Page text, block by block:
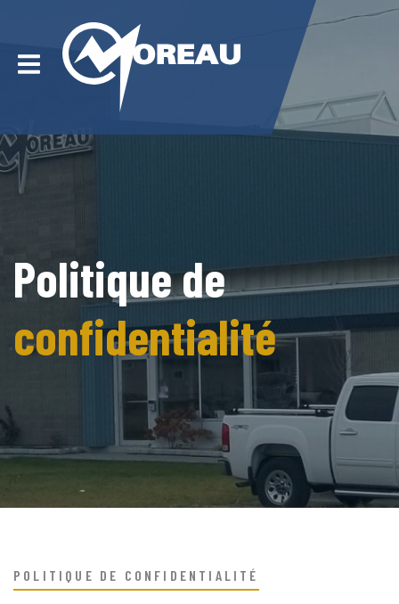
Politique de
confidentialité
POLITIQUE DE CONFIDENTIALITÉ